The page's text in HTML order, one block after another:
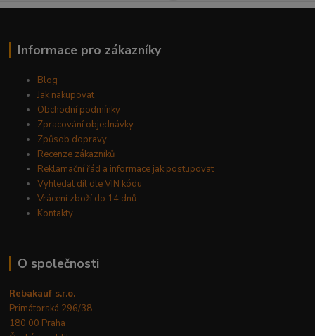
Informace pro zákazníky
Blog
Jak nakupovat
Obchodní podmínky
Zpracování objednávky
Způsob dopravy
Recenze zákazníků
Reklamační řád a informace jak postupovat
Vyhledat díl dle VIN kódu
Vrácení zboží do 14 dnů
Kontakty
O společnosti
Rebakauf s.r.o.
Primátorská 296/38
180 00 Praha